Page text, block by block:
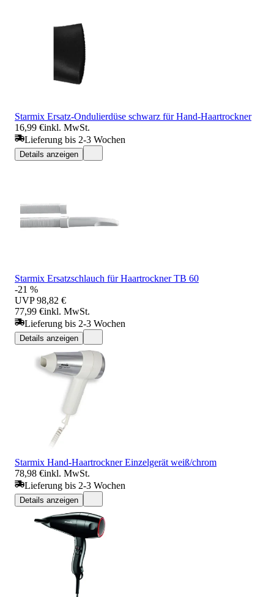
Starmix Ersatz-Ondulierdüse schwarz für Hand-Haartrockner
16,99 €inkl. MwSt.
Lieferung bis 2-3 Wochen
Details anzeigen
Starmix Ersatzschlauch für Haartrockner TB 60
-21 %
UVP 98,82 €
77,99 €inkl. MwSt.
Lieferung bis 2-3 Wochen
Details anzeigen
Starmix Hand-Haartrockner Einzelgerät weiß/chrom
78,98 €inkl. MwSt.
Lieferung bis 2-3 Wochen
Details anzeigen